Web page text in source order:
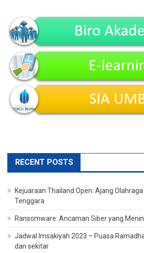
RECENT POSTS
Kejuaraan Thailand Open: Ajang
Tenggara
Ransomware: Ancaman Siber yang
Jadwal Imsakiyah 2023 – Puasa
dan sekitar